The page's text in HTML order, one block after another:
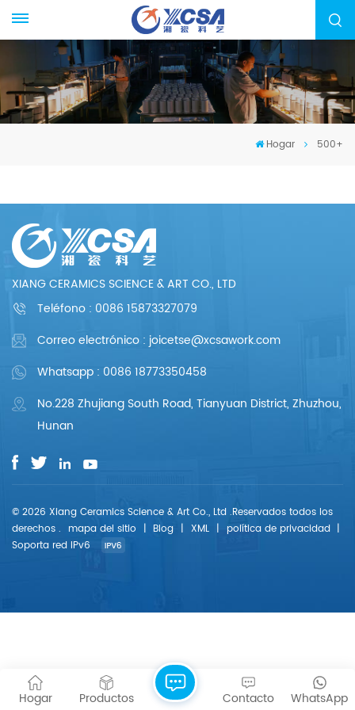
Hogar 500+
XIANG CERAMICS SCIENCE & ART CO., LTD
Teléfono : 0086 15873327079
Correo electrónico : joicetse@xcsawork.com
Whatsapp : 0086 18773350458
No.228 Zhujiang South Road, Tianyuan District, Zhuzhou,
Hunan
© 2026 Xiang Ceramics Science & Art Co., Ltd .Reservados todos los
derechos . mapa del sitio | Blog | XML | política de privacidad |
Soporta red IPv6
Hogar Productos WhatsApp
Contacto